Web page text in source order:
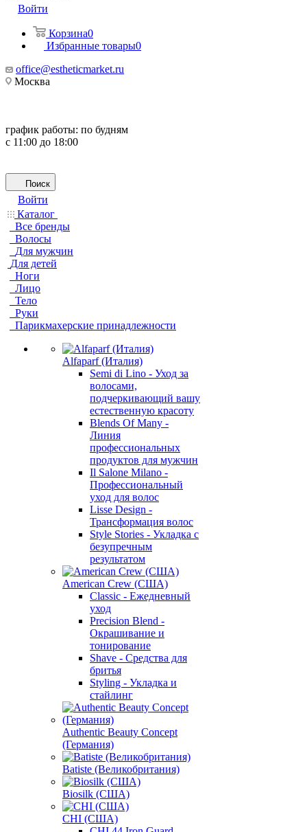
Войти
Корзина0
Избранные товары0
office@estheticmarket.ru
Москва
график работы: по будням
с 11:00 до 18:00
Поиск
Войти
Каталог
Все бренды
Волосы
Для мужчин
Для детей
Ноги
Лицо
Тело
Руки
Парикмахерские принадлежности
Alfaparf (Италия)
Semi di Lino - Уход за
волосами,
подчеркивающий вашу
естественную красоту
Blends Of Many -
Линия
профессиональных
продуктов для мужчин
Il Salone Milano -
Профессиональный
уход для волос
Lisse Design -
Трансформация волос
Style Stories - Укладка с
безупречным
результатом
American Crew (США)
Classic - Ежедневный
уход
Precision Blend -
Окрашивание и
тонирование
Shave - Средства для
бритья
Styling - Укладка и
стайлинг
Authentic Beauty Concept
(Германия)
Batiste (Великобритания)
Biosilk (США)
CHI (США)